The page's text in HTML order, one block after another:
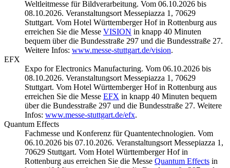
Weltleitmesse für Bildverarbeitung. Vom 06.10.2026 bis
08.10.2026. Veranstaltungsort Messepiazza 1, 70629
Stuttgart. Vom Hotel Württemberger Hof in Rottenburg aus
erreichen Sie die Messe VISION in knapp 40 Minuten
bequem über die Bundesstraße 297 und die Bundesstraße 27.
Weitere Infos: www.messe-stuttgart.de/vision.
EFX
Expo for Electronics Manufacturing. Vom 06.10.2026 bis
08.10.2026. Veranstaltungsort Messepiazza 1, 70629
Stuttgart. Vom Hotel Württemberger Hof in Rottenburg aus
erreichen Sie die Messe EFX in knapp 40 Minuten bequem
über die Bundesstraße 297 und die Bundesstraße 27. Weitere
Infos: www.messe-stuttgart.de/efx.
Quantum Effects
Fachmesse und Konferenz für Quantentechnologien. Vom
06.10.2026 bis 07.10.2026. Veranstaltungsort Messepiazza 1,
70629 Stuttgart. Vom Hotel Württemberger Hof in
Rottenburg aus erreichen Sie die Messe Quantum Effects in